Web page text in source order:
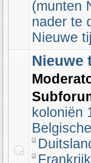
(munten
nader te
Nieuwe
Nieuwe
koloniën